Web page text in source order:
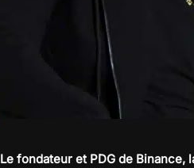
Le fondateur et PDG de